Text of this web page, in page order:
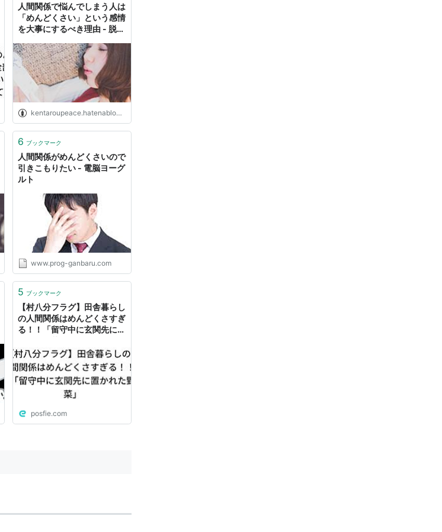
人間関係で悩んでしまう人は
「めんどくさい」という感情
を大事にするべき理由 - 脱貧
kentaroupeace.hatenablog.com
6 ブックマーク
人間関係がめんどくさいので
引きこもりたい - 電脳ヨーグ
ルト
www.prog-ganbaru.com
5 ブックマーク
【村八分フラグ】田舎暮らし
の人間関係はめんどくさすぎ
る！！「留守中に玄関先に置
posfie.com